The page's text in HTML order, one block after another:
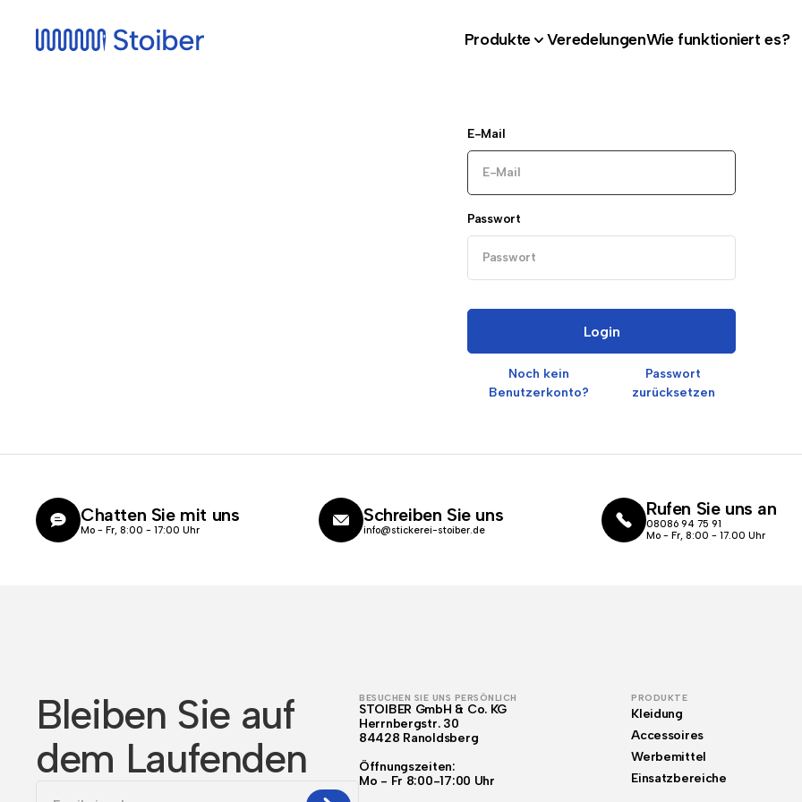
Produkte VeredelungenWie funktioniert es?
E-Mail
Passwort
Login
Noch kein
Benutzerkonto?
Passwort
zurücksetzen
Chatten Sie mit uns
Mo - Fr, 8:00 - 17:00 Uhr
Schreiben Sie uns
info@stickerei-stoiber.de
Rufen Sie uns an
08086 94 75 91
Mo - Fr, 8:00 - 17.00 Uhr
Bleiben Sie auf
dem Laufenden
BESUCHEN SIE UNS PERSÖNLICH
STOIBER GmbH & Co. KG
Herrnbergstr. 30
84428 Ranoldsberg
Öffnungszeiten:
Mo - Fr 8:00-17:00 Uhr
PRODUKTE
Kleidung
Accessoires
Werbemittel
Einsatzbereiche